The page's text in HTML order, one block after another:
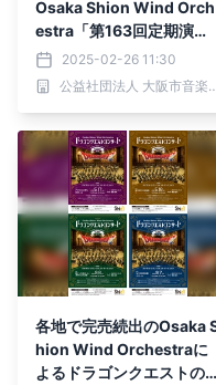
Osaka Shion Wind Orch
estra「第163回定期演奏
会」2025-02-26 11:30
公益社団法
各地で完売続出のOsaka
hion Wind Orchestraに
よるドラゴンクエストの公